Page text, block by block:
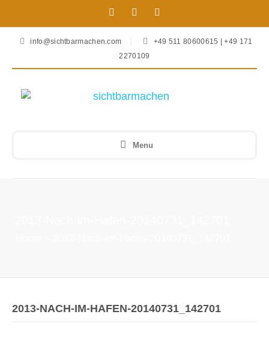
info@sichtbarmachen.com
+49 511 80600615 | +49 171
2270109
Menu
2013-NACH-IM-HAFEN-20140731_142701